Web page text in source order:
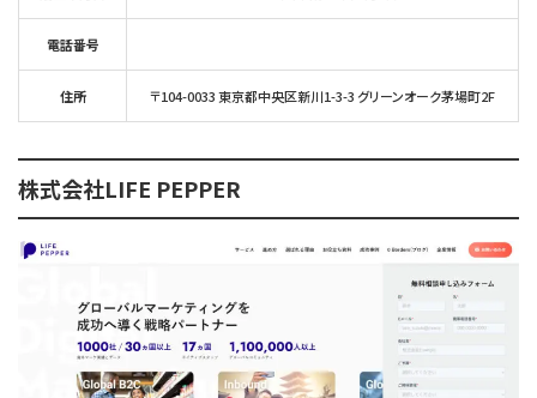
電話番号
住所 〒104-0033 東京都中央区新川1-3-3 グリーンオーク茅場町2F
株式会社LIFE PEPPER